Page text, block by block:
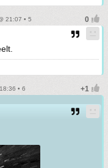
21:07 • 5
• 6